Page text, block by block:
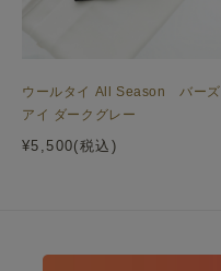
ウールタイ All Season バーズ
アイ ダークグレー
¥5,500(税込)